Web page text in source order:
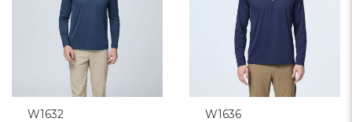
W1632
W1636